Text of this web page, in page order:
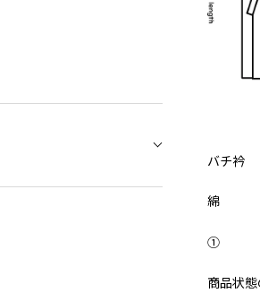
バチ衿
綿
①
商品状